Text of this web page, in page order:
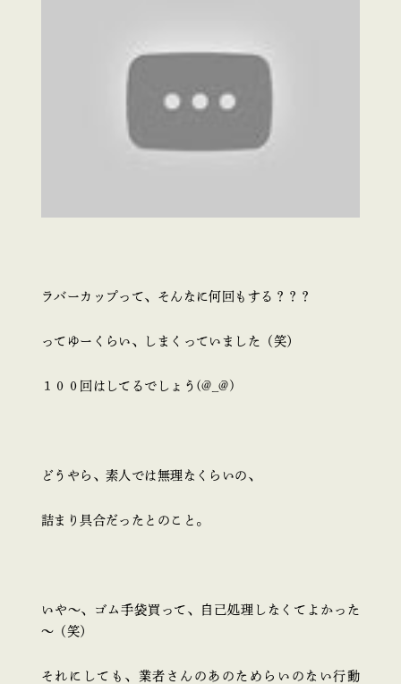
ラバーカップって、そんなに何回もする？？？
ってゆーくらい、しまくっていました（笑）
１００回はしてるでしょう(@_@)
どうやら、素人では無理なくらいの、
詰まり具合だったとのこと。
いや～、ゴム手袋買って、自己処理しなくてよかった
～（笑）
それにしても、業者さんのあのためらいのない行動